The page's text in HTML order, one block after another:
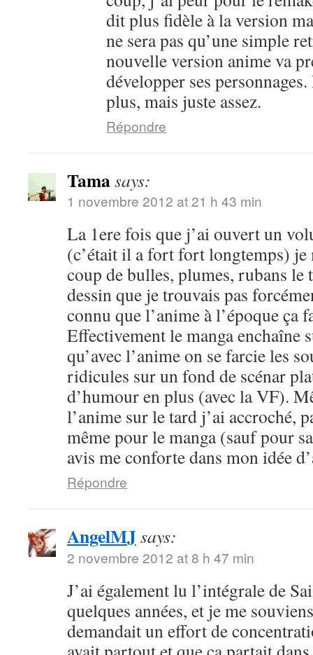
dit plus fidèle à la version
ne sera pas qu’une simple
nouvelle version anime va
développer ses
plus, mais juste assez.
Répondre
Tamasays:
1 novembre 2012 at 21 h 43 min
La 1ere fois que j’ai ouvert un
(c’était il a fort fort longtemps) je
coup de bulles, plumes, rubans le
dessin que je trouvais pas
connu que l’anime à l’époque ça
Effectivement le manga enchaîne
qu’avec l’anime on se farcie les
ridicules sur un fond de scénar
d’humour en plus (avec la VF).
l’anime sur le tard j’ai accroché,
même pour le manga (sauf pour
avis me conforte dans mon idée
Répondre
AngelMJsays:
2 novembre 2012 at 8 h 47 min
J’ai également lu l’intégrale de
quelques années, et je me
demandait un effort de